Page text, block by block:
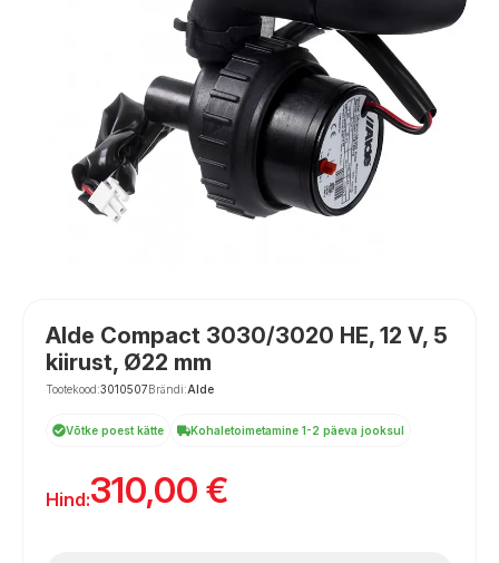
Alde Compact 3030/3020 HE, 12 V, 5
kiirust, Ø22 mm
Tootekood:3010507Brändi:Alde
Võtke poest kätte Kohaletoimetamine 1-2 päeva jooksul
Hind:310,00 €